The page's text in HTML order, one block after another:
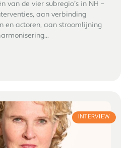
van de vier subregio’s in NH –
aan verbinding
en actoren, aan stroomlijning
INTERVIEW